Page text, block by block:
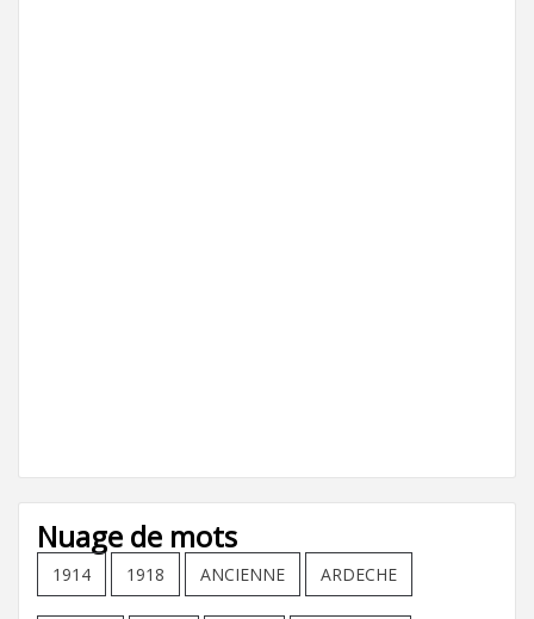
Nuage de mots
1914 1918 ANCIENNE ARDECHE